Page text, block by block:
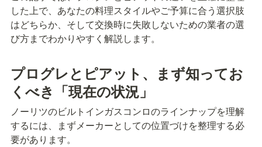
した上で、あなたの料理スタイルやご予算に合う選択肢
はどちらか、そして交換時に失敗しないための業者の選
び方までわかりやすく解説します。
プログレとピアット、まず知ってお
くべき「現在の状況」
ノーリツのビルトインガスコンロのラインナップを理解
するには、まずメーカーとしての位置づけを整理する必
要があります。